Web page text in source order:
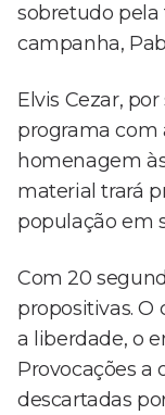
sobretudo pela
campanha,
Elvis Cezar,
programa com
homenagem
material trará
população em
Com 20
propositivas.
a liberdade, o
Provocações a
descartadas